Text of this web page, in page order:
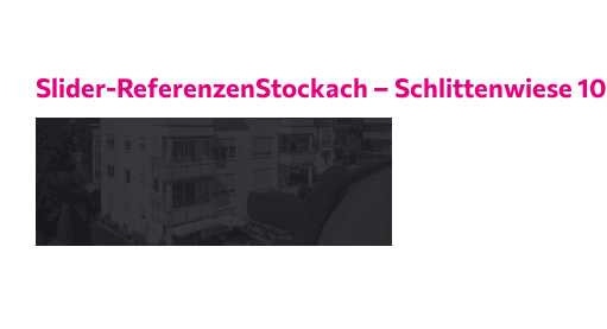
Slider-ReferenzenStockach – Schlittenwiese 10